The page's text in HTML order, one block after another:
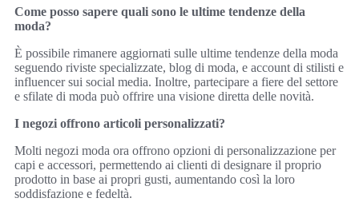
Come posso sapere quali sono le ultime tendenze della
moda?
È possibile rimanere aggiornati sulle ultime tendenze della moda
seguendo riviste specializzate, blog di moda, e account di stilisti e
influencer sui social media. Inoltre, partecipare a fiere del settore
e sfilate di moda può offrire una visione diretta delle novità.
I negozi offrono articoli personalizzati?
Molti negozi moda ora offrono opzioni di personalizzazione per
capi e accessori, permettendo ai clienti di designare il proprio
prodotto in base ai propri gusti, aumentando così la loro
soddisfazione e fedeltà.